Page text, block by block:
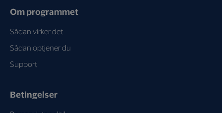
Om programmet
Sådan virker det
Sådan optjener du
Support
Betingelser